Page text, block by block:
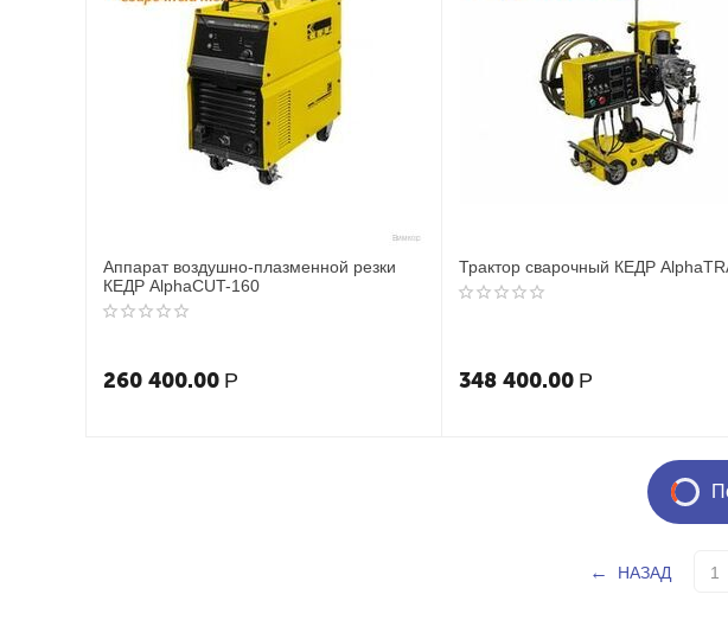
Аппарат воздушно-плазменной резки
КЕДР AlphaCUT-160
260 400.00 Р
Трактор сварочный КЕДР
348 400.00 Р
НАЗАД 1